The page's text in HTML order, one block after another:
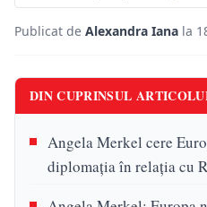
Publicat de Alexandra Iana la
DIN CUPRINSUL
Angela Merkel cere
diplomația în relația cu